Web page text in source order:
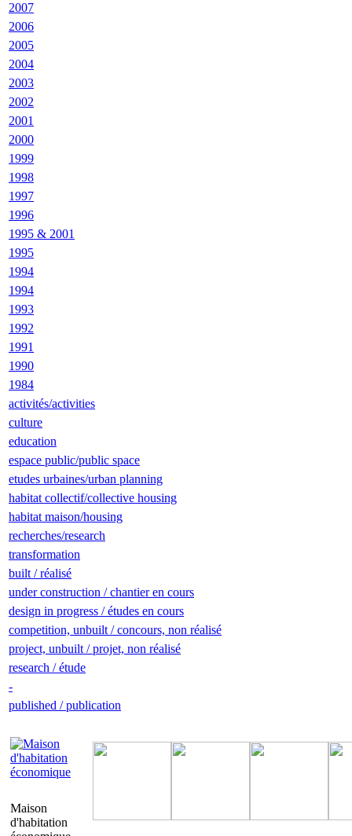
2007
2006
2005
2004
2003
2002
2001
2000
1999
1998
1997
1996
1995 & 2001
1995
1994
1994
1993
1992
1991
1990
1984
activités/activities
culture
education
espace public/public space
etudes urbaines/urban planning
habitat collectif/collective housing
habitat maison/housing
recherches/research
transformation
built / réalisé
under construction / chantier en cours
design in progress / études en cours
competition, unbuilt / concours, non réalisé
project, unbuilt / projet, non réalisé
research / étude
-
published / publication
Maison
d'habitation